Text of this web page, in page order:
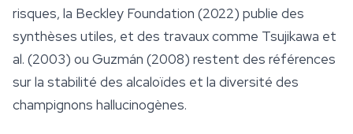
risques, la Beckley Foundation (2022) publie des
synthèses utiles, et des travaux comme Tsujikawa et
al. (2003) ou Guzmán (2008) restent des références
sur la stabilité des alcaloïdes et la diversité des
champignons hallucinogènes.